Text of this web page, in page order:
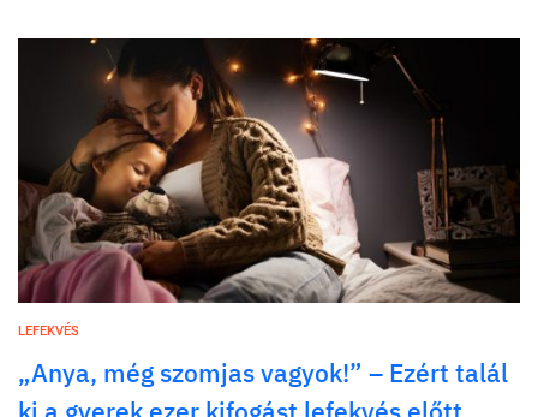
LEFEKVÉS
„Anya, még szomjas vagyok!” – Ezért talál